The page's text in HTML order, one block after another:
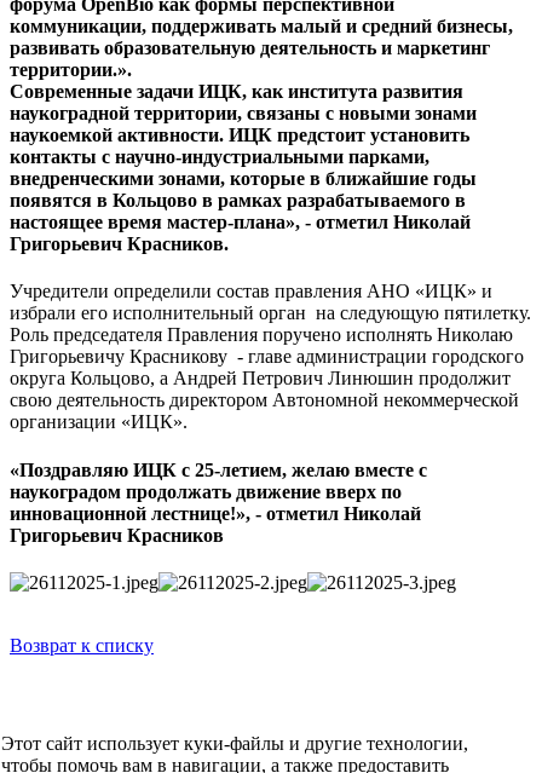
форума OpenBio как формы перспективной
коммуникации, поддерживать малый и средний бизнесы,
развивать образовательную деятельность и маркетинг
территории.».
Современные задачи ИЦК, как института развития
наукоградной территории, связаны с новыми зонами
наукоемкой активности. ИЦК предстоит установить
контакты с научно-индустриальными парками,
внедренческими зонами, которые в ближайшие годы
появятся в Кольцово в рамках разрабатываемого в
настоящее время мастер-плана», - отметил Николай
Григорьевич Красников.
Учредители определили состав правления АНО «ИЦК» и
избрали его исполнительный орган на следующую пятилетку.
Роль председателя Правления поручено исполнять Николаю
Григорьевичу Красникову - главе администрации городского
округа Кольцово, а Андрей Петрович Линюшин продолжит
свою деятельность директором Автономной некоммерческой
организации «ИЦК».
«Поздравляю ИЦК с 25-летием, желаю вместе с
наукоградом продолжать движение вверх по
инновационной лестнице!», - отметил Николай
Григорьевич Красников
Возврат к списку
О компании
Этот сайт использует куки-файлы и другие технологии,
чтобы помочь вам в навигации, а также предоставить